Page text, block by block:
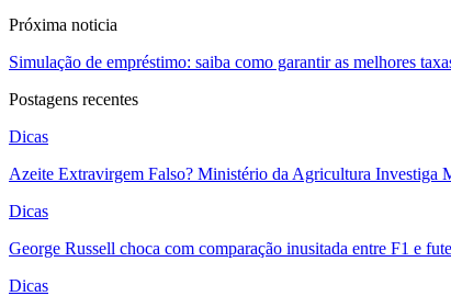
Próxima noticia
Simulação de empréstimo: saiba como garantir as melhores
Postagens recentes
Dicas
Azeite Extravirgem Falso? Ministério da Agricultura Investiga
Dicas
George Russell choca com comparação inusitada entre F1 e
Dicas